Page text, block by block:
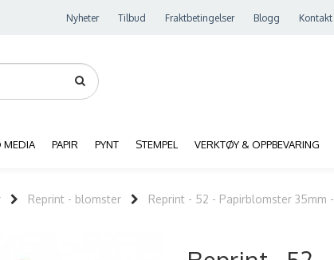
Nyheter Tilbud Fraktbetingelser Blogg
MEDIA PAPIR PYNT STEMPEL VERKTØY & OPPBEVARING
Reprint - blomster Reprint - 52 - Papirblomster 35mm